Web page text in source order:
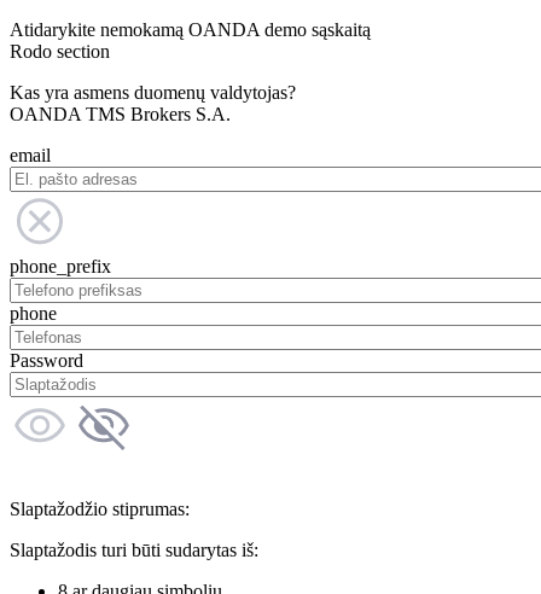
Atidarykite nemokamą OANDA demo sąskaitą
Rodo section
Kas yra asmens duomenų valdytojas?
OANDA TMS Brokers S.A.
email
phone_prefix
phone
Password
Slaptažodžio stiprumas:
Slaptažodis turi būti sudarytas iš: